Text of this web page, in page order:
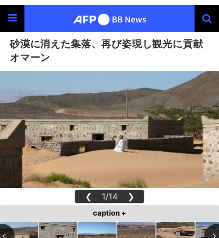
砂漠に消えた集落、再び姿現し観光に貢献
オマーン
❮ 1/14 ❯
caption +